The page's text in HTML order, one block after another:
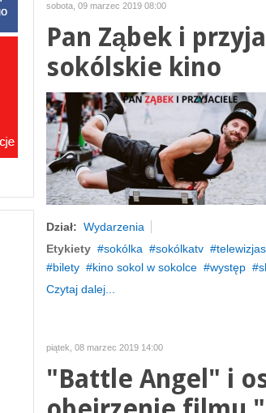
sobota, 09 marzec 2019 08:00
Pan Ząbek i
sokólskie kino
Dział: Wydarzenia
Etykiety
sokólka sokólkatv
bilety
kino sokol w sokolce występ
Czytaj dalej...
piątek, 08 marzec 2019 14:00
"Battle Angel" i